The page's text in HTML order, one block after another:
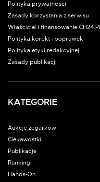
Polityka prywatności
Zasady korzystania z serwisu
Właściciel i finansowanie CH24.PL
Polityka korekt i poprawek
Polityka etyki redakcyjnej
Zasady publikacji
KATEGORIE
Aukcje zegarków
Ciekawostki
Publikacje
Rankingi
Hands-On